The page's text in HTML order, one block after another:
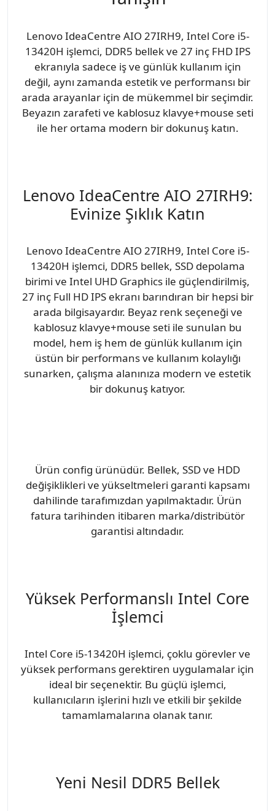
Lenovo IdeaCentre AIO 27IRH9, Intel Core i5-
13420H işlemci, DDR5 bellek ve 27 inç FHD IPS
ekranıyla sadece iş ve günlük kullanım için
değil, aynı zamanda estetik ve performansı bir
arada arayanlar için de mükemmel bir seçimdir.
Beyazın zarafeti ve kablosuz klavye+mouse seti
ile her ortama modern bir dokunuş katın.
Lenovo IdeaCentre AIO 27IRH9:
Evinize Şıklık Katın
Lenovo IdeaCentre AIO 27IRH9, Intel Core i5-
13420H işlemci, DDR5 bellek, SSD depolama
birimi ve Intel UHD Graphics ile güçlendirilmiş,
27 inç Full HD IPS ekranı barındıran bir hepsi bir
arada bilgisayardır. Beyaz renk seçeneği ve
kablosuz klavye+mouse seti ile sunulan bu
model, hem iş hem de günlük kullanım için
üstün bir performans ve kullanım kolaylığı
sunarken, çalışma alanınıza modern ve estetik
bir dokunuş katıyor.
Ürün config ürünüdür. Bellek, SSD ve HDD
değişiklikleri ve yükseltmeleri garanti kapsamı
dahilinde tarafımızdan yapılmaktadır. Ürün
fatura tarihinden itibaren marka/distribütör
garantisi altındadır.
Yüksek Performanslı Intel Core
İşlemci
Intel Core i5-13420H işlemci, çoklu görevler ve
yüksek performans gerektiren uygulamalar için
ideal bir seçenektir. Bu güçlü işlemci,
kullanıcıların işlerini hızlı ve etkili bir şekilde
tamamlamalarına olanak tanır.
Yeni Nesil DDR5 Bellek